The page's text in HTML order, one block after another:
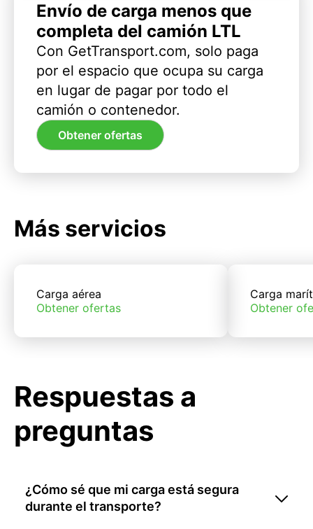
Envío de carga menos que
completa del camión LTL
Con GetTransport.com, solo paga
por el espacio que ocupa su carga
en lugar de pagar por todo el
camión o contenedor.
Obtener ofertas
Más servicios
Carga aérea
Obtener ofertas
Carga
Obtener
Respuestas a
preguntas
¿Cómo sé que mi carga está segura
durante el transporte?